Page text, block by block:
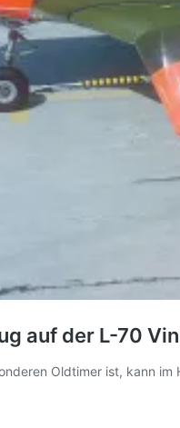
auf der L-70
Oldtimer ist, kann